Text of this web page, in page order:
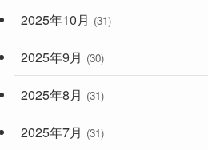
2025年10月 (31)
2025年9月 (30)
2025年8月 (31)
2025年7月 (31)